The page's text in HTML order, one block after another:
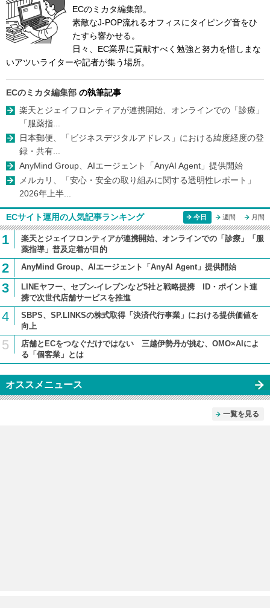
ECのミカタ編集部。
素敵なJ-POP流れるオフィスにタイピング音をひ
たすら響かせる。
日々、EC業界に貢献すべく勉強と努力を惜しまな
いアツいライターや記者が集う場所。
ECのミカタ編集部 の執筆記事
楽天とジェイフロンティアが連携開始、オンラインでの「診療」
「服薬指...
日本郵便、「ビジネスデジタルアドレス」における緯度経度の登
録・共有...
AnyMind Group、AIエージェント「AnyAI Agent」提供開始
メルカリ、「安心・安全の取り組みに関する透明性レポート」
2026年上半...
ECサイト運用の人気記事ランキング 今日 週間 月間
1
楽天とジェイフロンティアが連携開始、オンラインでの「診療」「服
薬指導」普及定着が目的
2 AnyMind Group、AIエージェント「AnyAI Agent」提供開始
3
LINEヤフー、セブン-イレブンなど5社と戦略提携 ID・ポイント連
携で次世代店舗サービスを推進
4
SBPS、SP.LINKSの株式取得「決済代行事業」における提供価値を
向上
5
店舗とECをつなぐだけではない 三越伊勢丹が挑む、OMO×AIによ
る「個客業」とは
オススメニュース
一覧を見る